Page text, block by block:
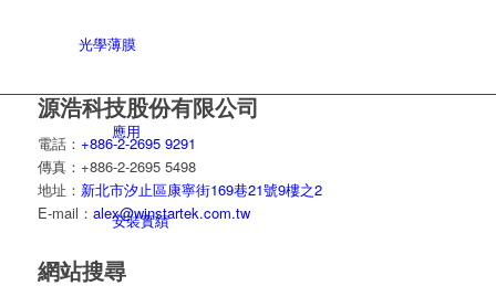
光學薄膜
應用
安裝實績
源浩科技股份有限公司
電話： +886-2-2695 9291
傳真：+886-2-2695 5498
地址： 新北市汐止區康寧街169巷21號9樓之2
E-mail： alex@winstartek.com.tw
網站搜尋